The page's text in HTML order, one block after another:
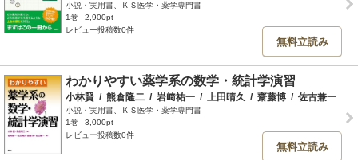
小説・実用書、ＫＳ医学・薬学専門書
1巻
2,900pt
レビュー投稿数0件
無料立読み
わかりやすい薬学系の数学・統計学演習
小林賢 / 熊倉隆二 / 岩﨑祐一 / 上田晴久 / 齋藤博 / 佐古兼一
小説・実用書、ＫＳ医学・薬学専門書
1巻
3,000pt
レビュー投稿数0件
無料立読み